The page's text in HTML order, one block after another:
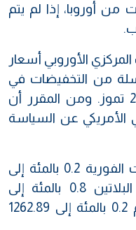
الواردات من أوروبا، إذا لم يتم
الأوروبي أسعار
2.0% بعد سلسلة من التخفيضات في
نهاية اجتماعه للسياسات في 24 تموز. ومن المقرر أن
الأمريكي عن السياسة
وانخفضت الفضة في المعاملات الفورية 0.2 بالمئة إلى
38.84 دولاراً للأوقية، وأضاف البلاتين 0.8 بالمئة إلى
1449.11 دولاراً، وتراجع البلاديوم 0.2 بالمئة إلى 1262.89